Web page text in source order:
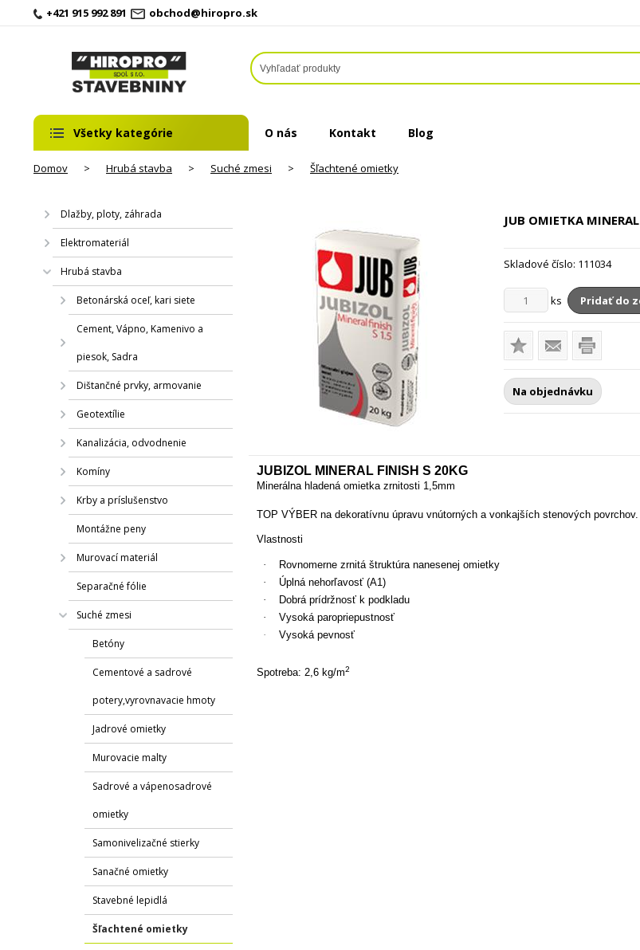
+421 915 992 891 obchod@hiropro.sk
Všetky kategórie O nás Kontakt Blog
Domov > Hrubá stavba > Suché zmesi > Šľachtené omietky
Dlažby, ploty, záhrada
Elektromateriál
Hrubá stavba
Betonárská oceľ, kari siete
Cement, Vápno, Kamenivo a
piesok, Sadra
Dištančné prvky, armovanie
Geotextílie
Kanalizácia, odvodnenie
Komíny
Krby a príslušenstvo
Montážne peny
Murovací materiál
Separačné fólie
Suché zmesi
Betóny
Cementové a sadrové
potery,vyrovnavacie hmoty
Jadrové omietky
Murovacie malty
Sadrové a vápenosadrové
omietky
Samonivelizačné stierky
Sanačné omietky
Stavebné lepidlá
Šľachtené omietky
JUB OMIETKA
Skladové číslo: 111034
ks Pridať do
Na objednávku
JUBIZOL MINERAL FINISH S 20KG
Minerálna hladená omietka zrnitosti 1,5mm
TOP VÝBER na dekoratívnu úpravu vnútorných a vonkajších stenových povrchov.
Vlastnosti
·
Rovnomerne zrnitá štruktúra nanesenej omietky
·
Úplná nehorľavosť (A1)
·
Dobrá prídržnosť k podkladu
·
Vysoká paropriepustnosť
·
Vysoká pevnosť
Spotreba: 2,6 kg/m2